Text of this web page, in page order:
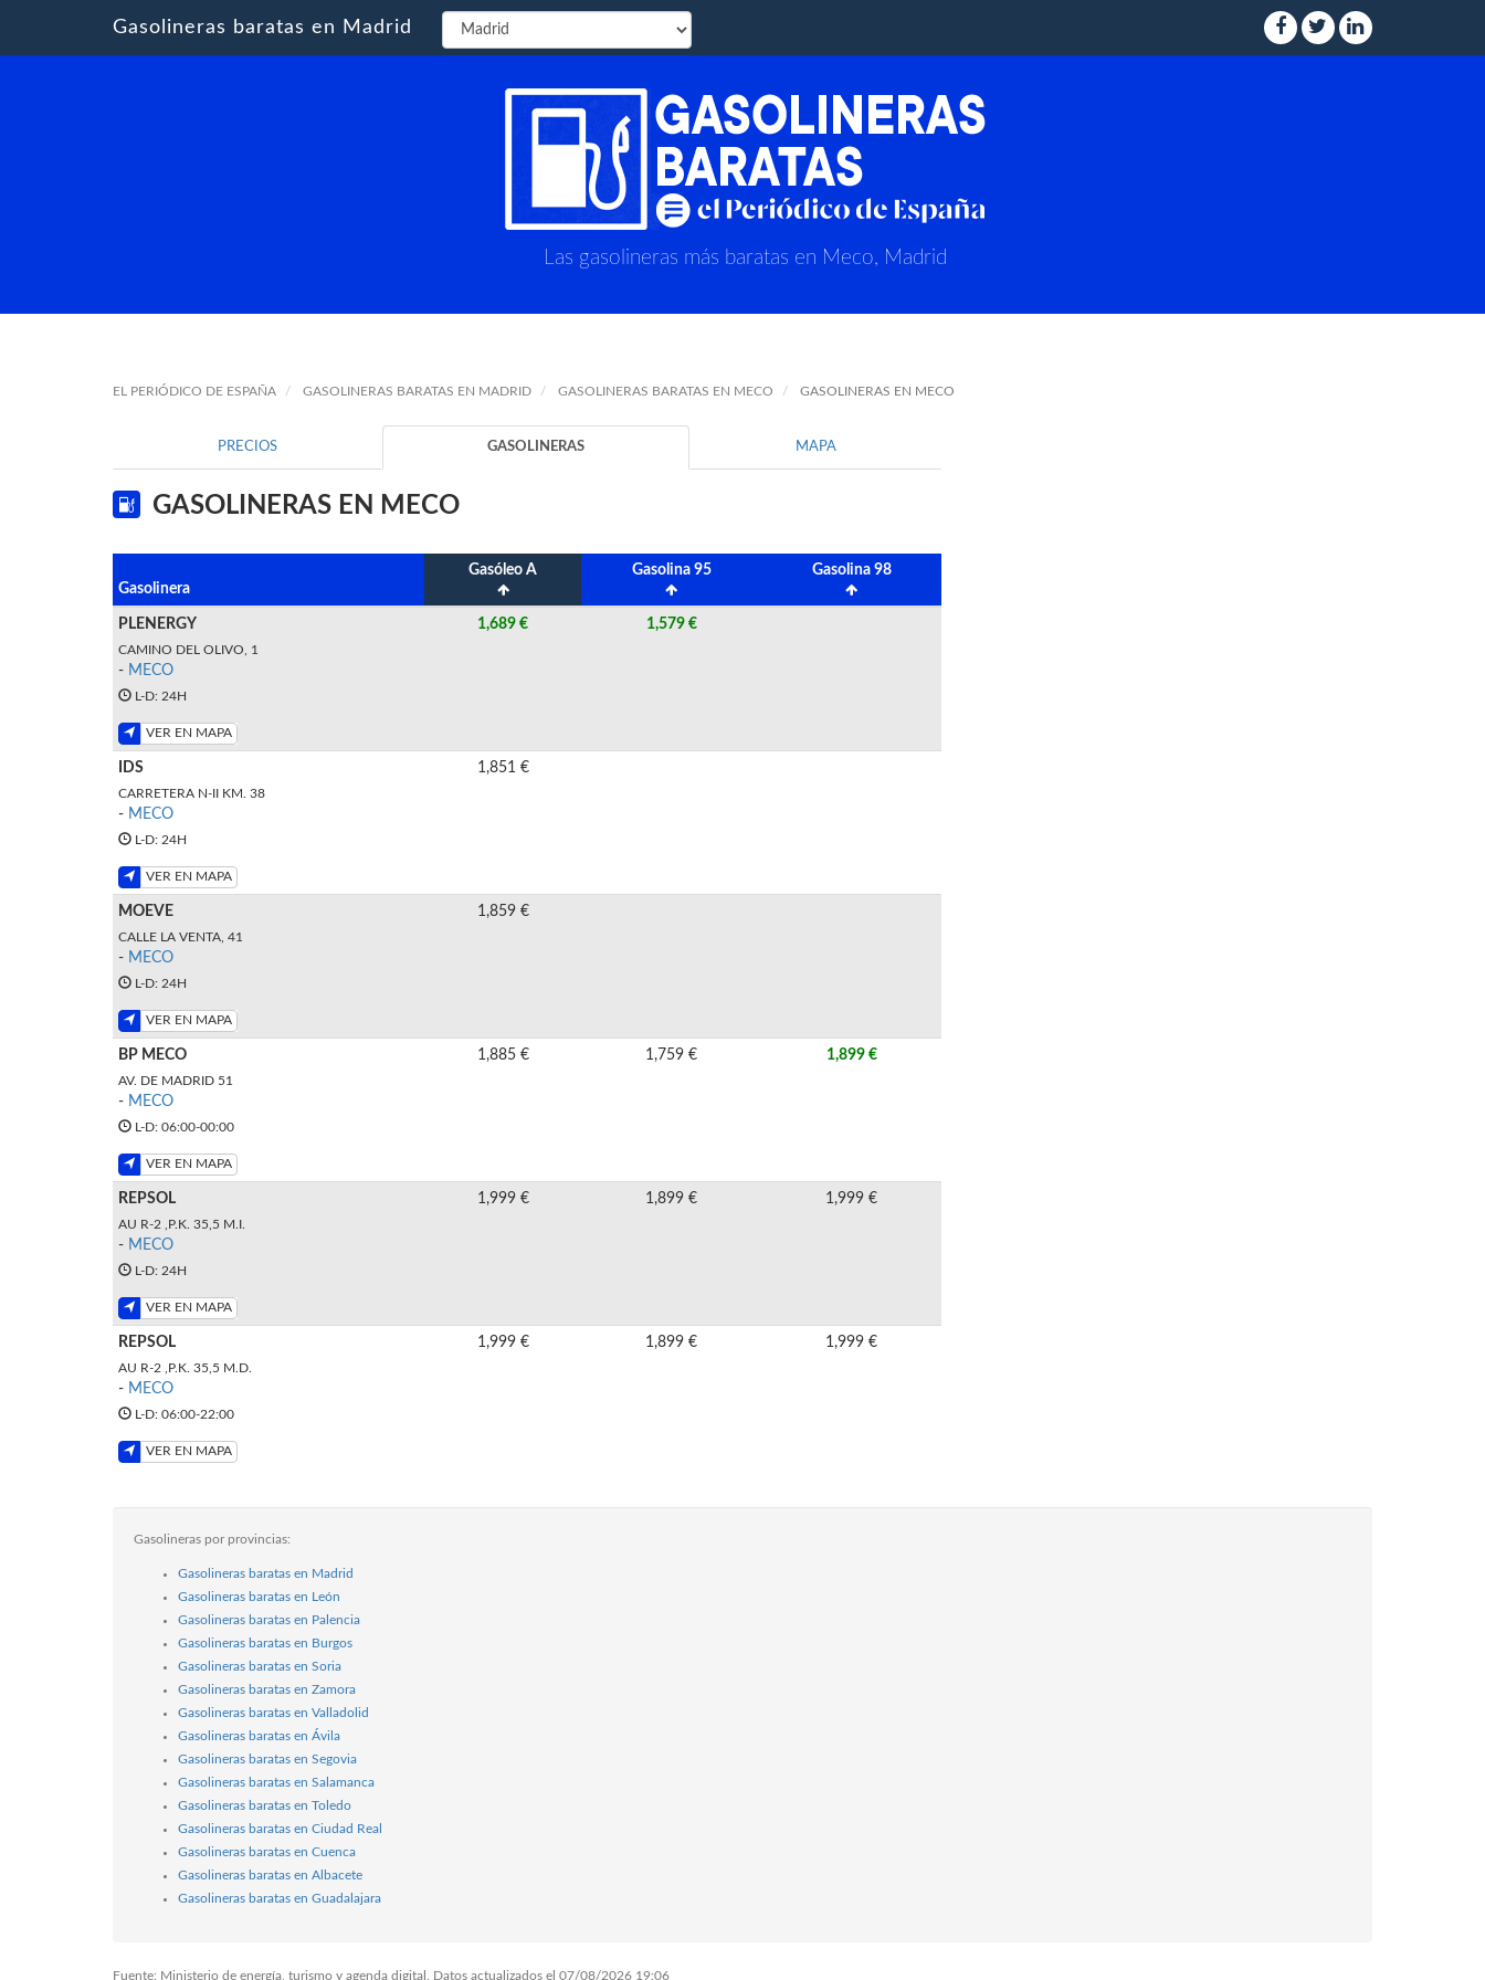
Gasolineras baratas en Madrid
Las gasolineras más baratas en Meco, Madrid
EL PERIÓDICO DE ESPAÑA GASOLINERAS BARATAS EN MADRID GASOLINERAS BARATAS EN MECO GASOLINERAS EN MECO
PRECIOS GASOLINERAS MAPA
GASOLINERAS EN MECO
Gasolinera
Gasóleo A Gasolina 95 Gasolina 98
PLENERGY
CAMINO DEL OLIVO, 1
- MECO
L-D: 24H
VER EN MAPA
1,689 € 1,579 €
IDS
CARRETERA N-II KM. 38
- MECO
L-D: 24H
VER EN MAPA
1,851 €
MOEVE
CALLE LA VENTA, 41
- MECO
L-D: 24H
VER EN MAPA
1,859 €
BP MECO
AV. DE MADRID 51
- MECO
L-D: 06:00-00:00
VER EN MAPA
1,885 € 1,759 € 1,899 €
REPSOL
AU R-2 ,P.K. 35,5 M.I.
- MECO
L-D: 24H
VER EN MAPA
1,999 € 1,899 € 1,999 €
REPSOL
AU R-2 ,P.K. 35,5 M.D.
- MECO
L-D: 06:00-22:00
VER EN MAPA
1,999 € 1,899 € 1,999 €
Gasolineras por provincias:
Gasolineras baratas en Madrid
Gasolineras baratas en León
Gasolineras baratas en Palencia
Gasolineras baratas en Burgos
Gasolineras baratas en Soria
Gasolineras baratas en Zamora
Gasolineras baratas en Valladolid
Gasolineras baratas en Ávila
Gasolineras baratas en Segovia
Gasolineras baratas en Salamanca
Gasolineras baratas en Toledo
Gasolineras baratas en Ciudad Real
Gasolineras baratas en Cuenca
Gasolineras baratas en Albacete
Gasolineras baratas en Guadalajara
Fuente: Ministerio de energía, turismo y agenda digital. Datos actualizados el 07/08/2026 19:06